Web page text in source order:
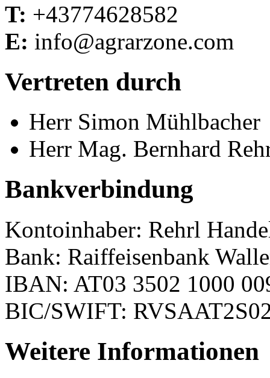
T: +43774628582
E: info@agrarzone.com
Vertreten durch
Herr Simon Mühlbacher
Herr Mag. Bernhard
Bankverbindung
Kontoinhaber: Rehrl
Bank: Raiffeisenbank
IBAN: AT03 3502 1000
BIC/SWIFT:
Weitere Informationen